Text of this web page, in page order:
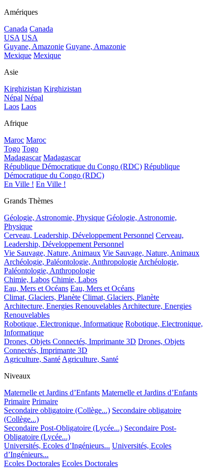
Amériques
Canada Canada
USA USA
Guyane, Amazonie Guyane, Amazonie
Mexique Mexique
Asie
Kirghizistan Kirghizistan
Népal Népal
Laos Laos
Afrique
Maroc Maroc
Togo Togo
Madagascar Madagascar
République Démocratique du Congo (RDC) République
Démocratique du Congo (RDC)
En Ville ! En Ville !
Grands Thèmes
Géologie, Astronomie, Physique Géologie, Astronomie,
Physique
Cerveau, Leadership, Développement Personnel Cerveau,
Leadership, Développement Personnel
Vie Sauvage, Nature, Animaux Vie Sauvage, Nature, Animaux
Archéologie, Paléontologie, Anthropologie Archéologie,
Paléontologie, Anthropologie
Chimie, Labos Chimie, Labos
Eau, Mers et Océans Eau, Mers et Océans
Climat, Glaciers, Planète Climat, Glaciers, Planète
Architecture, Energies Renouvelables Architecture, Energies
Renouvelables
Robotique, Electronique, Informatique Robotique, Electronique,
Informatique
Drones, Objets Connectés, Imprimante 3D Drones, Objets
Connectés, Imprimante 3D
Agriculture, Santé Agriculture, Santé
Niveaux
Maternelle et Jardins d’Enfants Maternelle et Jardins d’Enfants
Primaire Primaire
Secondaire obligatoire (Collège...) Secondaire obligatoire
(Collège...)
Secondaire Post-Obligatoire (Lycée...) Secondaire Post-
Obligatoire (Lycée...)
Universités, Ecoles d’Ingénieurs... Universités, Ecoles
d’Ingénieurs...
Ecoles Doctorales Ecoles Doctorales